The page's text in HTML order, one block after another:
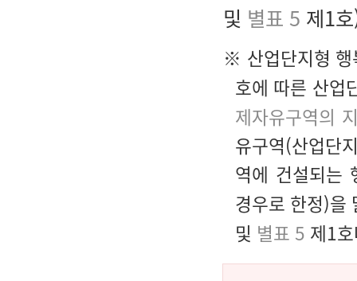
및 별표 5 제1
※ 산업단지형
호에 따른 산업
제자유구역의
유구역(산업단
역에 건설되는
경우로 한정)을
및 별표 5 제1